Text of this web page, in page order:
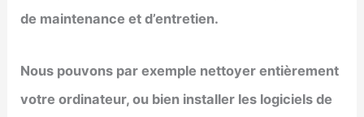
de maintenance et d’entretien.
Nous pouvons par exemple nettoyer entièrement
votre ordinateur, ou bien installer les logiciels de